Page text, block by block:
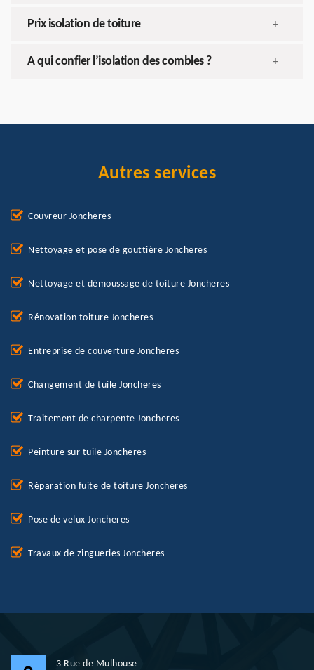
Prix isolation de toiture +
A qui confier l’isolation des combles ? +
Autres services
Couvreur Joncheres
Nettoyage et pose de gouttière Joncheres
Nettoyage et démoussage de toiture Joncheres
Rénovation toiture Joncheres
Entreprise de couverture Joncheres
Changement de tuile Joncheres
Traitement de charpente Joncheres
Peinture sur tuile Joncheres
Réparation fuite de toiture Joncheres
Pose de velux Joncheres
Travaux de zingueries Joncheres
3 Rue de Mulhouse